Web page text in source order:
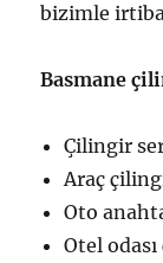
bizimle
Basmane
Çilingir
Araç
Oto
Otel